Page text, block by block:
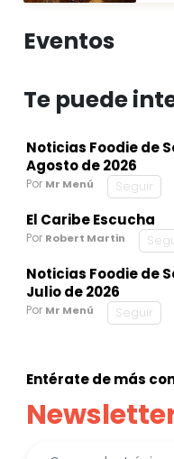
Eventos
Te puede
Noticias Foodie de
Agosto de 2026
Por Mr Menú Seguir
El Caribe Escucha
Por Robert Martin
Noticias Foodie de
Julio de 2026
Por Mr Menú Seguir
Entérate de más